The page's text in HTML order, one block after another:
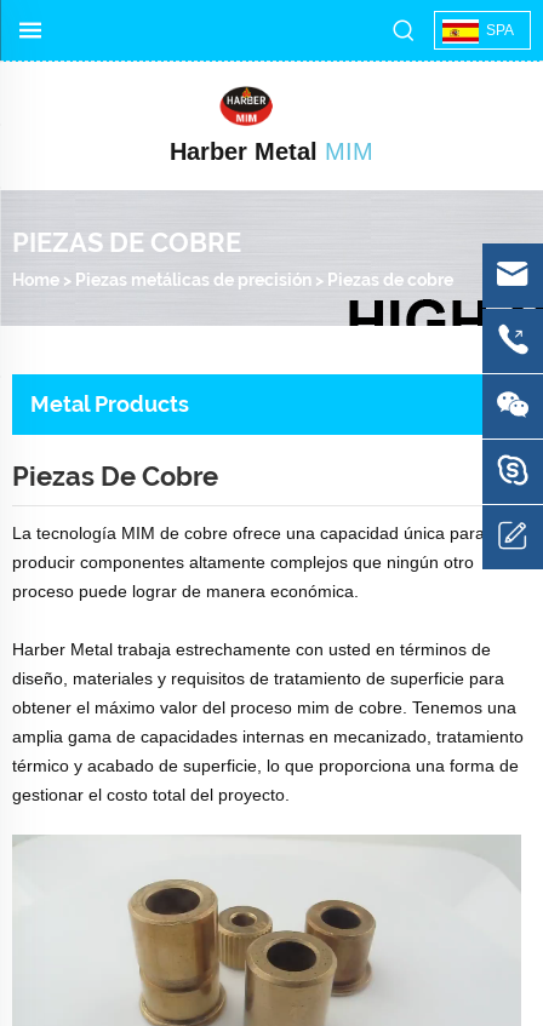
SPA
Harber Metal MIM
PIEZAS DE COBRE
Home > Piezas metálicas de precisión > Piezas de cobre
Metal Products
Piezas De Cobre
La tecnología MIM de cobre ofrece una capacidad única para
producir componentes altamente complejos que ningún otro
proceso puede lograr de manera económica.
Harber Metal trabaja estrechamente con usted en términos de
diseño, materiales y requisitos de tratamiento de superficie para
obtener el máximo valor del proceso mim de cobre. Tenemos una
amplia gama de capacidades internas en mecanizado, tratamiento
térmico y acabado de superficie, lo que proporciona una forma de
gestionar el costo total del proyecto.